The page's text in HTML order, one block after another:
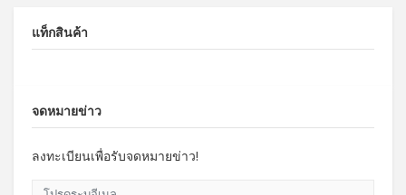
แท็กสินค้า
จดหมายข่าว
ลงทะเบียนเพื่อรับจดหมายข่าว!
โปรดระบุอีเมล.